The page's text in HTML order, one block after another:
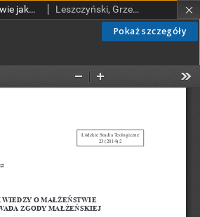
Pokaż szczegóły
Brak wiedzy o małżeństwie jako wada zgody małżeńskiej Leszczyński, Grzegorz, ks.